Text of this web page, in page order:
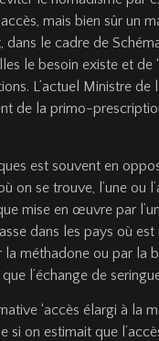
mais bien sûr un
dans le cadre de
le besoin existe et de
L’actuel Ministre
de la primo-
est souvent en
on se trouve, l’une ou
mise en œuvre par
dans les pays où
méthadone ou par la
l’échange de
‘accès élargi à la
si on estimait que